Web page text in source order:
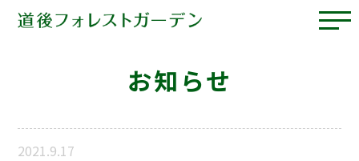
お知らせ
2021.9.17